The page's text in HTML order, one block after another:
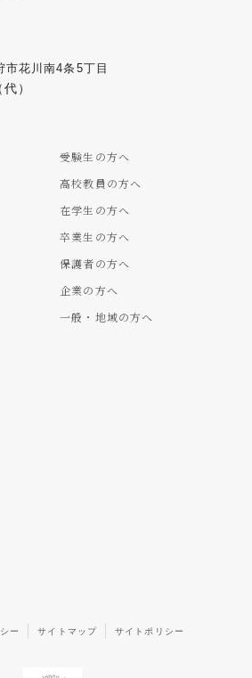
花川南4条5丁目
代）
受験生の方へ
高校教員の方へ
在学生の方へ
卒業生の方へ
保護者の方へ
企業の方へ
一般・地域の方へ
ー サイトマップ サイトポリシー